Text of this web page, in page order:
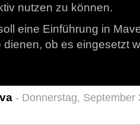
nutzen zu können.
eine Einführung in
ob es eingesetzt
- Donnerstag,